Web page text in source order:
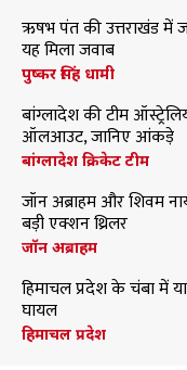
ऋषभ पंत की उत्तराखंड में
यह मिला जवाब
पुष्कर सिंह धामी
बांग्लादेश की टीम
ऑलआउट, जानिए आंकड़े
बांग्लादेश क्रिकेट टीम
जॉन अब्राहम और शिवम
बड़ी एक्शन थ्रिलर
जॉन अब्राहम
हिमाचल प्रदेश के चंबा में
घायल
हिमाचल प्रदेश